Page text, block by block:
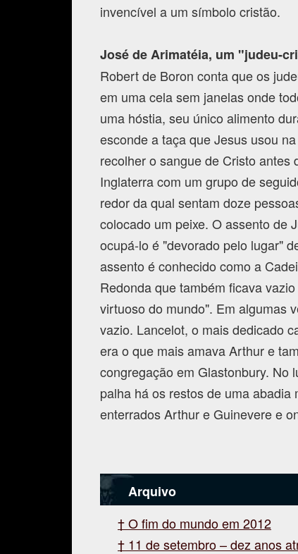
invencível a um símbolo cristão.
José de Arimatéia, um "judeu-
Robert de Boron conta que os
em uma cela sem janelas onde
uma hóstia, seu único alimento
esconde a taça que Jesus usou
recolher o sangue de Cristo
Inglaterra com um grupo de
redor da qual sentam doze
colocado um peixe. O assento de
ocupá-lo é "devorado pelo lugar"
assento é conhecido como a
Redonda que também ficava
virtuoso do mundo". Em algumas
vazio. Lancelot, o mais dedicado
era o que mais amava Arthur e
congregação em Glastonbury. No
palha há os restos de uma
enterrados Arthur e Guinevere e
Arquivo
O fim do mundo em 2012
11 de setembro – dez anos